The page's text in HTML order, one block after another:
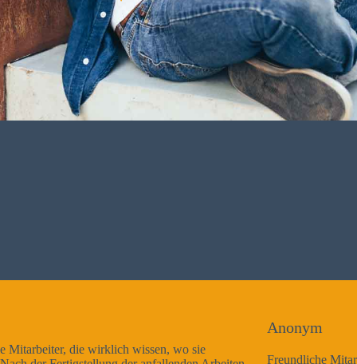
Freundliche Mitarbeiter, Arbeitsausführung sehr gut und